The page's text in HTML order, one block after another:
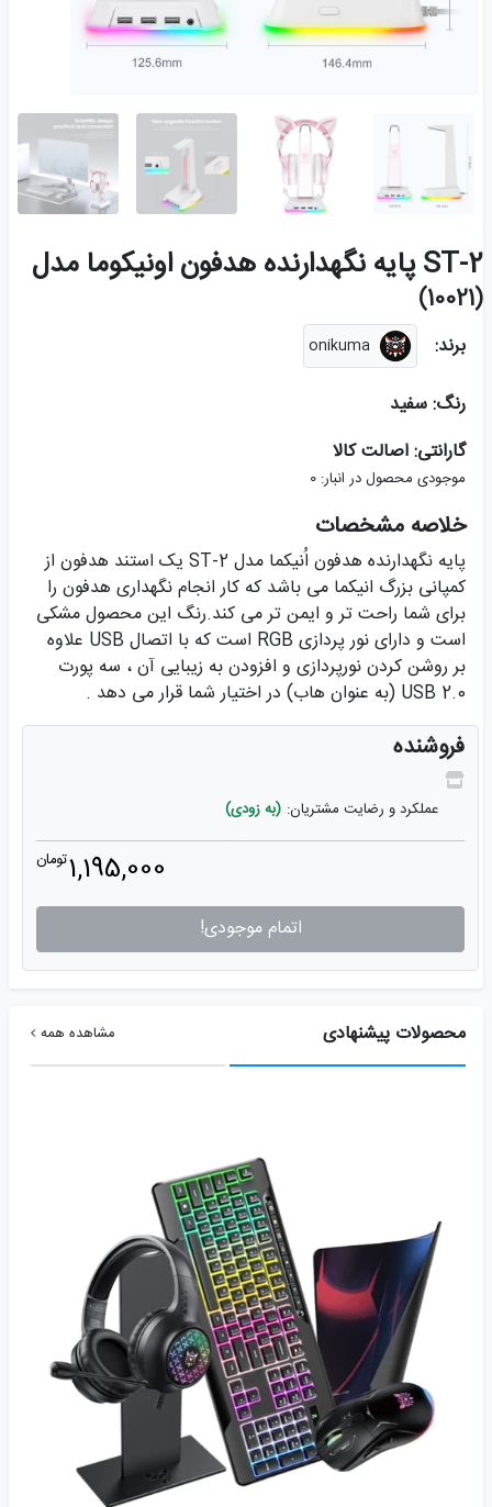
ST-2 پایه نگهدارنده هدفون اونیکوما مدل
(10021)
برند: onikuma
رنگ: سفید
گارانتی: اصالت کالا
موجودی محصول در انبار: 0
خلاصه مشخصات
پایه نگهدارنده هدفون اُنیکما مدل ST-2 یک استند هدفون از
کمپانی بزرگ انیکما می باشد که کار انجام نگهداری هدفون را
برای شما راحت تر و ایمن تر می کند.رنگ این محصول مشکی
است و دارای نور پردازی RGB است که با اتصال USB علاوه
بر روشن کردن نورپردازی و افزودن به زیبایی آن ، سه پورت
USB 2.0 (به عنوان هاب) در اختیار شما قرار می دهد .
فروشنده
عملکرد و رضایت مشتریان: (به زودی)
1,195,000تومان
اتمام موجودی!
محصولات پیشنهادی مشاهده همه